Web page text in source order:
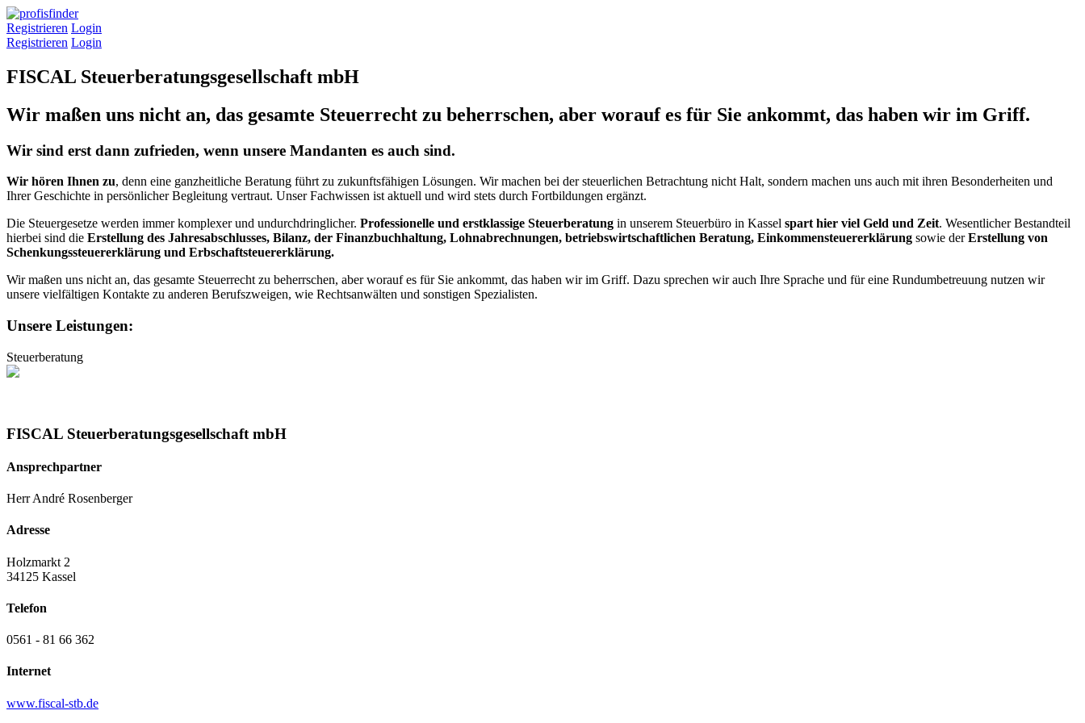
Registrieren Login
Registrieren Login
FISCAL Steuerberatungsgesellschaft mbH
Wir maßen uns nicht an, das gesamte Steuerrecht zu beherrschen, aber worauf es für Sie ankommt, das haben wir im Griff.
Wir sind erst dann zufrieden, wenn unsere Mandanten es auch sind.
Wir hören Ihnen zu, denn eine ganzheitliche Beratung führt zu zukunftsfähigen Lösungen. Wir machen bei der steuerlichen Betrachtung nicht Halt, sondern machen uns auch mit ihren Besonderheiten und
Ihrer Geschichte in persönlicher Begleitung vertraut. Unser Fachwissen ist aktuell und wird stets durch Fortbildungen ergänzt.
Die Steuergesetze werden immer komplexer und undurchdringlicher. Professionelle und erstklassige Steuerberatung in unserem Steuerbüro in Kassel spart hier viel Geld und Zeit. Wesentlicher Bestandteil
hierbei sind die Erstellung des Jahresabschlusses, Bilanz, der Finanzbuchhaltung, Lohnabrechnungen, betriebswirtschaftlichen Beratung, Einkommensteuererklärung sowie derErstellung von
Schenkungssteuererklärung und Erbschaftsteuererklärung.
Wir maßen uns nicht an, das gesamte Steuerrecht zu beherrschen, aber worauf es für Sie ankommt, das haben wir im Griff. Dazu sprechen wir auch Ihre Sprache und für eine Rundumbetreuung nutzen wir
unsere vielfältigen Kontakte zu anderen Berufszweigen, wie Rechtsanwälten und sonstigen Spezialisten.
Unsere Leistungen:
Steuerberatung
FISCAL Steuerberatungsgesellschaft mbH
Ansprechpartner
Herr André Rosenberger
Adresse
Holzmarkt 2
34125 Kassel
Telefon
0561 - 81 66 362
Internet
www.fiscal-stb.de